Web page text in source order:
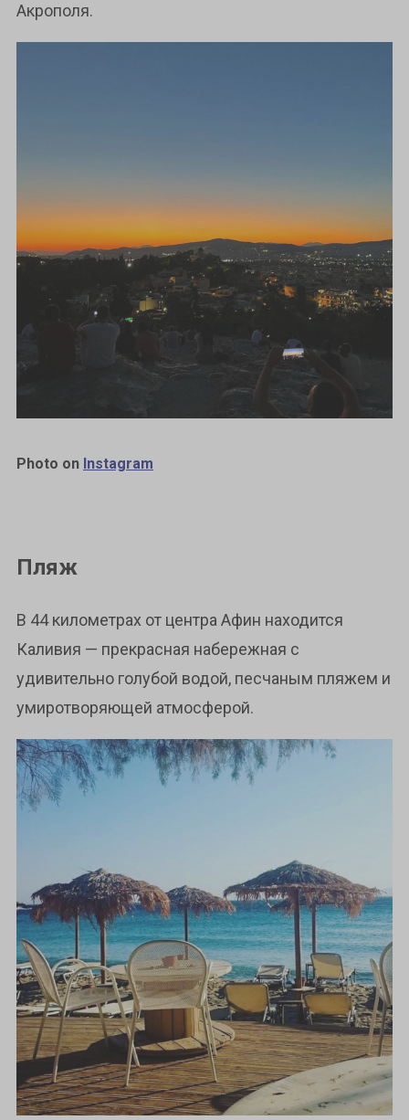
Акрополя.
Photo on Instagram
Пляж
В 44 километрах от центра Афин находится
Каливия — прекрасная набережная с
удивительно голубой водой, песчаным пляжем и
умиротворяющей атмосферой.